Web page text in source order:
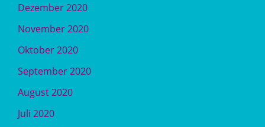
Dezember 2020
November 2020
Oktober 2020
September 2020
August 2020
Juli 2020